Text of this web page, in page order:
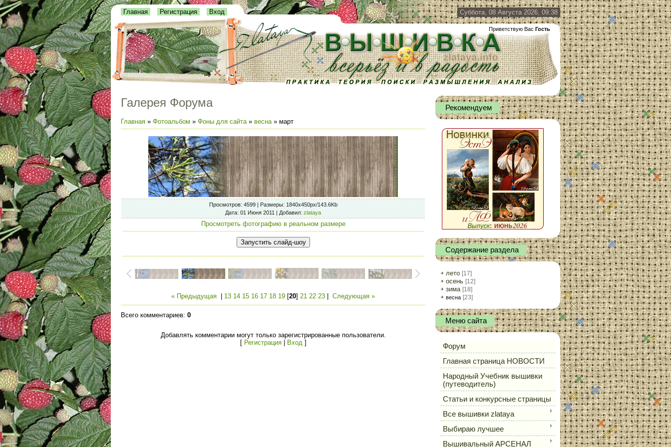
Суббота, 08 Августа 2026, 09:38
Приветствую Вас Гость
Главная Регистрация Вход
Галерея Форума
Главная » Фотоальбом » Фоны для сайта» весна» март
Просмотров: 4599 | Размеры: 1840x450px/143.6Kb
Дата: 01 Июня 2011 | Добавил: zlataya
Просмотреть фотографию в реальном размере
« Предыдущая 13 14 15 16 17 18 19 [20] 21 22 23 Следующая »
Всего комментариев: 0
Добавлять комментарии могут только зарегистрированные пользователи.
[ Регистрация| Вход ]
Рекомендуем
Содержание раздела
лето [17]
осень [12]
зима [18]
весна [23]
Меню сайта
Форум
Главная страница НОВОСТИ
Народный Учебник вышивки
(путеводитель)
Статьи и конкурсные страницы
Все вышивки zlataya
Выбираю лучшее
Вышивальный АРСЕНАЛ